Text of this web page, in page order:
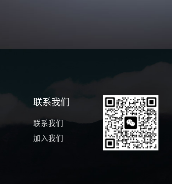
联系我们
联系我们
加入我们